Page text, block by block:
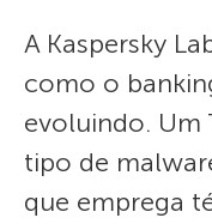
A Kaspersky
como o
evoluindo. Um
tipo de
que emprega